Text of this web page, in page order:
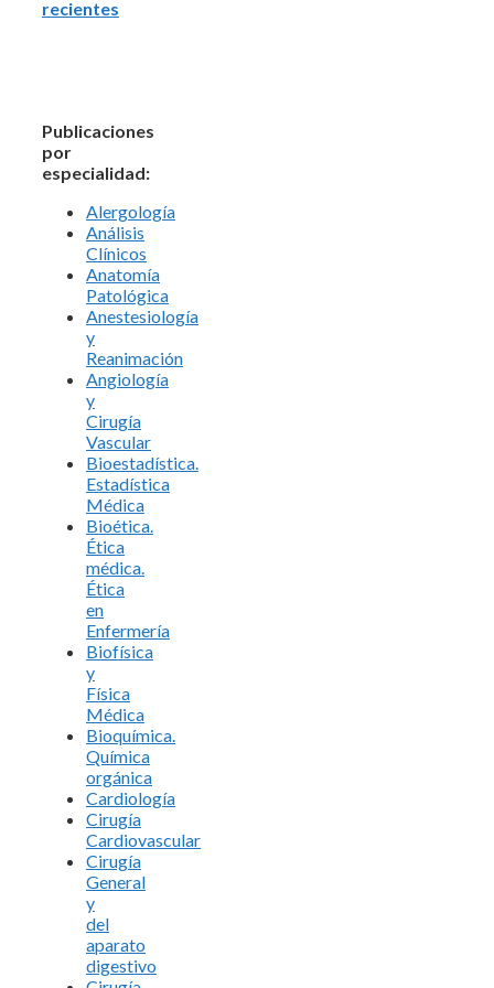
recientes
Publicaciones
por
especialidad:
Alergología
Análisis
Clínicos
Anatomía
Patológica
Anestesiología
y
Reanimación
Angiología
y
Cirugía
Vascular
Bioestadística.
Estadística
Médica
Bioética.
Ética
médica.
Ética
en
Enfermería
Biofísica
y
Física
Médica
Bioquímica.
Química
orgánica
Cardiología
Cirugía
Cardiovascular
Cirugía
General
y
del
aparato
digestivo